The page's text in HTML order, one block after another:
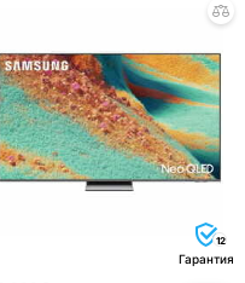
12
Гарантия